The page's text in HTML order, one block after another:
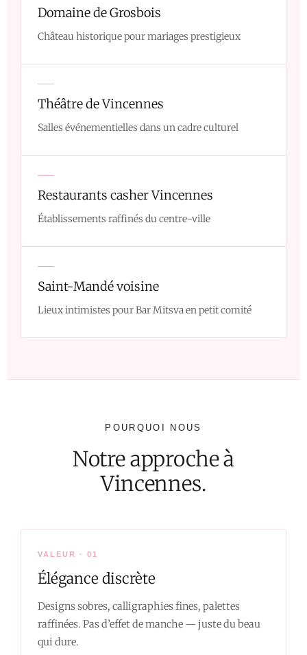
Domaine de Grosbois
Château historique pour mariages prestigieux
Théâtre de Vincennes
Salles événementielles dans un cadre culturel
Restaurants casher Vincennes
Établissements raffinés du centre-ville
Saint-Mandé voisine
Lieux intimistes pour Bar Mitsva en petit comité
POURQUOI NOUS
Notre approche à
Vincennes.
VALEUR · 01
Élégance discrète
Designs sobres, calligraphies fines, palettes
raffinées. Pas d’effet de manche — juste du beau
qui dure.